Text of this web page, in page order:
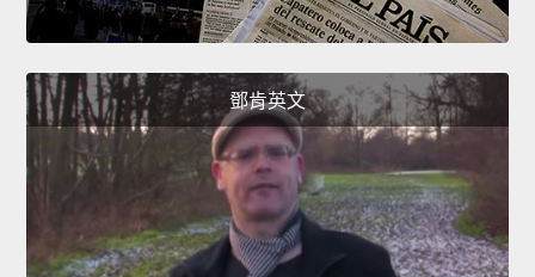
鄧肯英文